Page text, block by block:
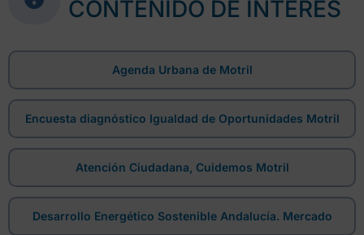
CONTENIDO DE INTERÉS
Agenda Urbana de Motril
Encuesta diagnóstico Igualdad de Oportunidades Motril
Atención Ciudadana, Cuidemos Motril
Desarrollo Energético Sostenible Andalucía. Mercado